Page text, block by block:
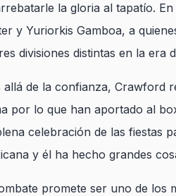
la gloria al tapatío.
y Yuriorkis Gamboa, a
divisiones distintas en la era
allá de la confianza, Crawford
por lo que han aportado al
celebración de las fiestas
y él ha hecho grandes
promete ser uno de los